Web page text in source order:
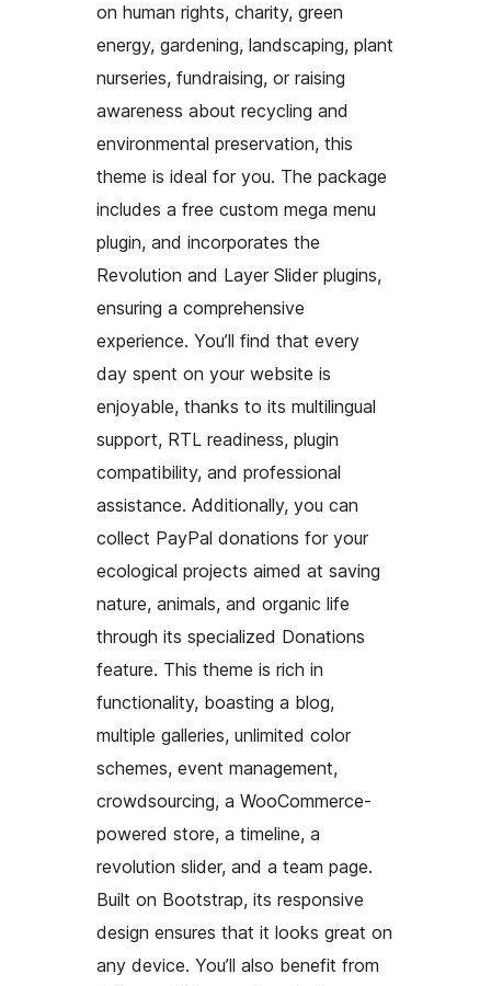
on human rights, charity, green
energy, gardening, landscaping, plant
nurseries, fundraising, or raising
awareness about recycling and
environmental preservation, this
theme is ideal for you. The package
includes a free custom mega menu
plugin, and incorporates the
Revolution and Layer Slider plugins,
ensuring a comprehensive
experience. You’ll find that every
day spent on your website is
enjoyable, thanks to its multilingual
support, RTL readiness, plugin
compatibility, and professional
assistance. Additionally, you can
collect PayPal donations for your
ecological projects aimed at saving
nature, animals, and organic life
through its specialized Donations
feature. This theme is rich in
functionality, boasting a blog,
multiple galleries, unlimited color
schemes, event management,
crowdsourcing, a WooCommerce-
powered store, a timeline, a
revolution slider, and a team page.
Built on Bootstrap, its responsive
design ensures that it looks great on
any device. You’ll also benefit from